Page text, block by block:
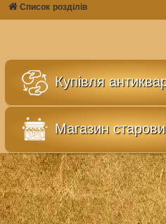
Список розділів
Купівля
Магазин